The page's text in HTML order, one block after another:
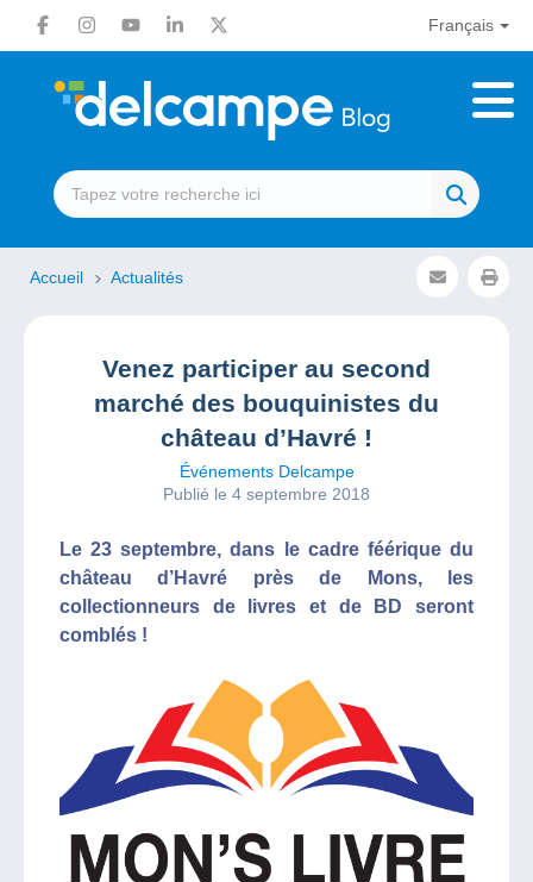
Français
Accueil Actualités
Venez participer au second
marché des bouquinistes du
château d’Havré !
Événements Delcampe
Publié le 4 septembre 2018
Le 23 septembre, dans le cadre féérique du
château d’Havré près de Mons, les
collectionneurs de livres et de BD seront
comblés !